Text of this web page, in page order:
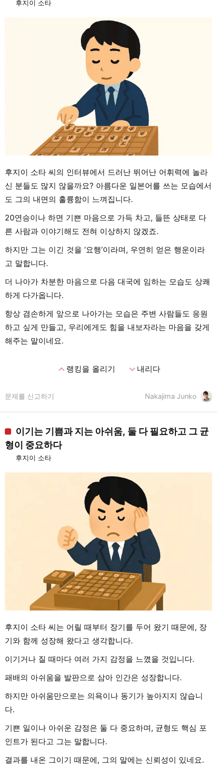
후지이 소타
후지이 소타 씨의 인터뷰에서 드러난 뛰어난 어휘력에 놀라
신 분들도 많지 않을까요? 아름다운 일본어를 쓰는 모습에서
도 그의 내면의 훌륭함이 느껴집니다.
20연승이나 하면 기쁜 마음으로 가득 차고, 들뜬 상태로 다
른 사람과 이야기해도 전혀 이상하지 않겠죠.
하지만 그는 이긴 것을 ‘요행’이라며, 우연히 얻은 행운이라
고 말합니다.
더 나아가 차분한 마음으로 다음 대국에 임하는 모습도 상쾌
하게 다가옵니다.
항상 겸손하게 앞으로 나아가는 모습은 주변 사람들도 응원
하고 싶게 만들고, 우리에게도 힘을 내보자라는 마음을 갖게
해주는 말이네요.
expand_less랭킹을 올리기 expand_more내리다
Nakajima Junko
문제를 신고하기
이기는 기쁨과 지는 아쉬움, 둘 다 필요하고 그 균
형이 중요하다
후지이 소타
후지이 소타 씨는 어릴 때부터 장기를 두어 왔기 때문에, 장
기와 함께 성장해 왔다고 생각합니다.
이기거나 질 때마다 여러 가지 감정을 느꼈을 것입니다.
패배의 아쉬움을 발판으로 삼아 인간은 성장합니다.
하지만 아쉬움만으로는 의욕이나 동기가 높아지지 않습니
다.
기쁜 일이나 아쉬운 감정은 둘 다 중요하며, 균형도 핵심 포
인트가 된다고 그는 말합니다.
결과를 내온 그이기 때문에, 그의 말에는 신뢰성이 있네요.